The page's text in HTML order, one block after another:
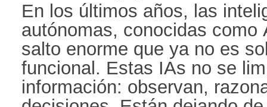
En los últimos años, las
autónomas, conocidas como
salto enorme que ya no es
funcional. Estas IAs no se
información: observan,